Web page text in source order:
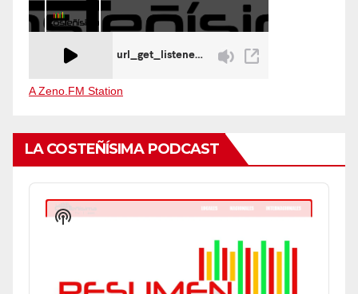
A Zeno.FM Station
LA COSTEÑÍSIMA PODCAST
Audio
Player
Show